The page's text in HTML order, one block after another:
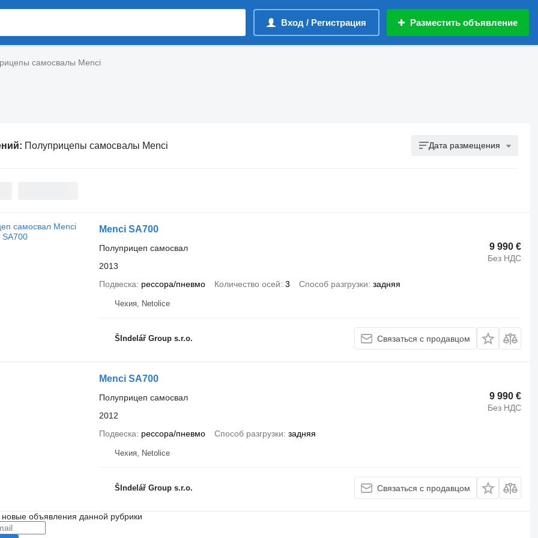
Вход / Регистрация Разместить объявление
самосвалы Menci
Полуприцепы самосвалы Menci Дата размещения
Menci SA700
9 990 €
Без НДС
Полуприцеп самосвал
2013
Подвеска
рессора/пневмо Количество осей 3 Способ разгрузки задняя
Чехия, Netolice
ŠIndelář Group s.r.o. Связаться с продавцом
Menci SA700
9 990 €
Без НДС
Полуприцеп самосвал
2012
Подвеска
рессора/пневмо Способ разгрузки задняя
Чехия, Netolice
ŠIndelář Group s.r.o. Связаться с продавцом
объявления данной рубрики